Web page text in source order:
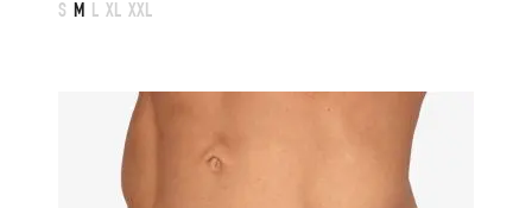
S M L XL XXL